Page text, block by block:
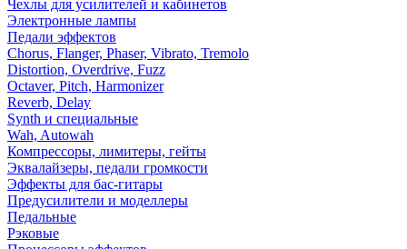
Чехлы для усилителей и кабинетов
Электронные лампы
Педали эффектов
Chorus, Flanger, Phaser, Vibrato, Tremolo
Distortion, Overdrive, Fuzz
Octaver, Pitch, Harmonizer
Reverb, Delay
Synth и специальные
Wah, Autowah
Компрессоры, лимитеры, гейты
Эквалайзеры, педали громкости
Эффекты для бас-гитары
Предусилители и моделлеры
Педальные
Рэковые